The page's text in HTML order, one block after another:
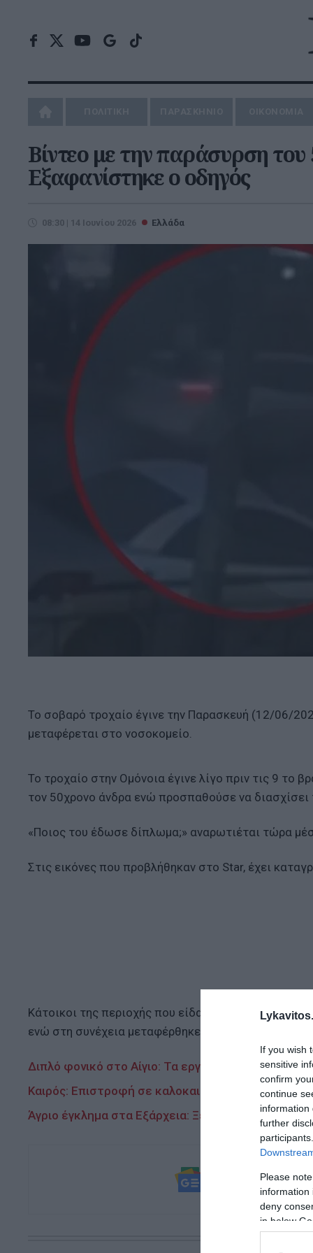
If you wish
sensitive
confirm
continue
information
further
Please
information
deny
in below
Βίντεο με την παράσυρση
Εξαφανίστηκε ο οδηγός
08:30 | 14 Ιουνίου 2026 Ελλάδα
Το σοβαρό τροχαίο έγινε την Παρασκευή (12/06/
μεταφέρεται στο νοσοκομείο.
Το τροχαίο στην Ομόνοια έγινε λίγο πριν τις 9 το
τον 50χρονο άνδρα ενώ προσπαθούσε να διασχίσει
«Ποιος του έδωσε δίπλωμα;» αναρωτιέται τώρα
Στις εικόνες που προβλήθηκαν στο Star, έχει
Κάτοικοι της περιοχής που είδαν τον τραυματία
ενώ στη συνέχεια μεταφέρθηκε στο νοσοκομείο
Διπλό φονικό στο Αίγιο: Τα εργαστηριακά
Καιρός: Επιστροφή σε καλοκαιρινές συνθήκες –
Άγριο έγκλημα στα Εξάρχεια: Ξεκαθάρισμα
και μάθετε